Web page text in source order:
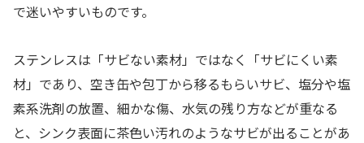
で迷いやすいものです。
ステンレスは「サビない素材」ではなく「サビにくい素
材」であり、空き缶や包丁から移るもらいサビ、塩分や塩
素系洗剤の放置、細かな傷、水気の残り方などが重なる
と、シンク表面に茶色い汚れのようなサビが出ることがあ